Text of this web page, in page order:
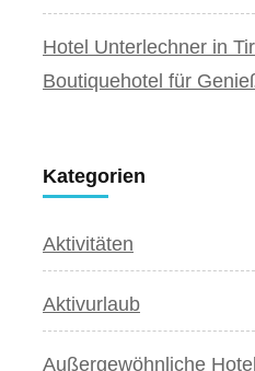
Hotel Unterlechner in
Boutiquehotel für
Kategorien
Aktivitäten
Aktivurlaub
Außergewöhnliche